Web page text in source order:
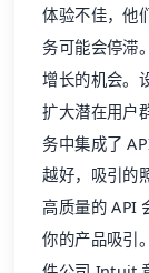
体验不佳，他
务可能会停滞
增长的机会。
扩大潜在用户
务中集成了
越好，吸引的
高质量的 API
你的产品吸引